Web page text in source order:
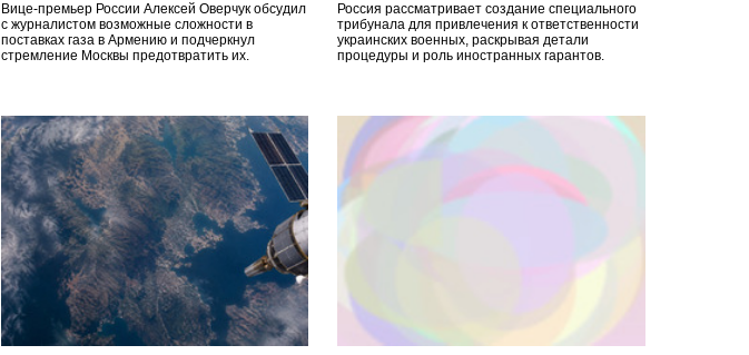
Вице‑премьер России Алексей Оверчук обсудил
с журналистом возможные сложности в
поставках газа в Армению и подчеркнул
стремление Москвы предотвратить их.
Россия рассматривает создание специального
трибунала для привлечения к ответственности
украинских военных, раскрывая детали
процедуры и роль иностранных гарантов.